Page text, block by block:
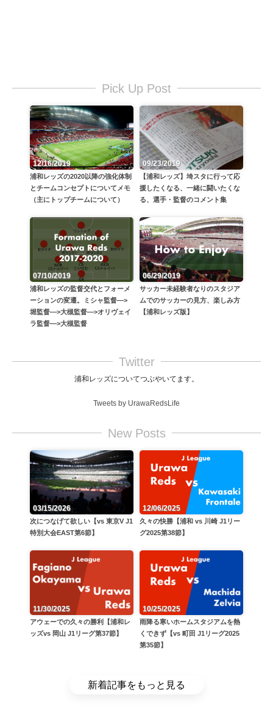
Pick Up Post
12/16/2019
浦和レッズの2020以降の強化体制
とチームコンセプトについてメモ
（主にトップチームについて）
09/23/2019
【浦和レッズ】埼スタに行って応
援したくなる、一緒に闘いたくな
る、選手・監督のコメント集
07/10/2019
浦和レッズの監督交代とフォーメ
ーションの変遷。ミシャ監督—>
堀監督—>大槻監督—>オリヴェイ
ラ監督—>大槻監督
06/29/2019
サッカー未経験者なりのスタジア
ムでのサッカーの見方、楽しみ方
【浦和レッズ版】
Twitter
浦和レッズについてつぶやいてます。
Tweets by UrawaRedsLife
New Posts
03/15/2026
次につなげて欲しい【vs 東京V J1
特別大会EAST第6節】
12/06/2025
久々の快勝【浦和 vs 川崎 J1リー
グ2025第38節】
11/30/2025
アウェーでの久々の勝利【浦和レ
ッズvs 岡山 J1リーグ第37節】
10/25/2025
雨降る寒いホームスタジアムを熱
くできず【vs 町田 J1リーグ2025
第35節】
新着記事をもっと見る